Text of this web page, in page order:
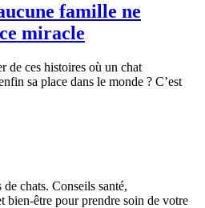
famille ne
miracle
de ces histoires où un chat
sa place dans le monde ? C’est
chats. Conseils santé,
bien-être pour prendre soin de votre